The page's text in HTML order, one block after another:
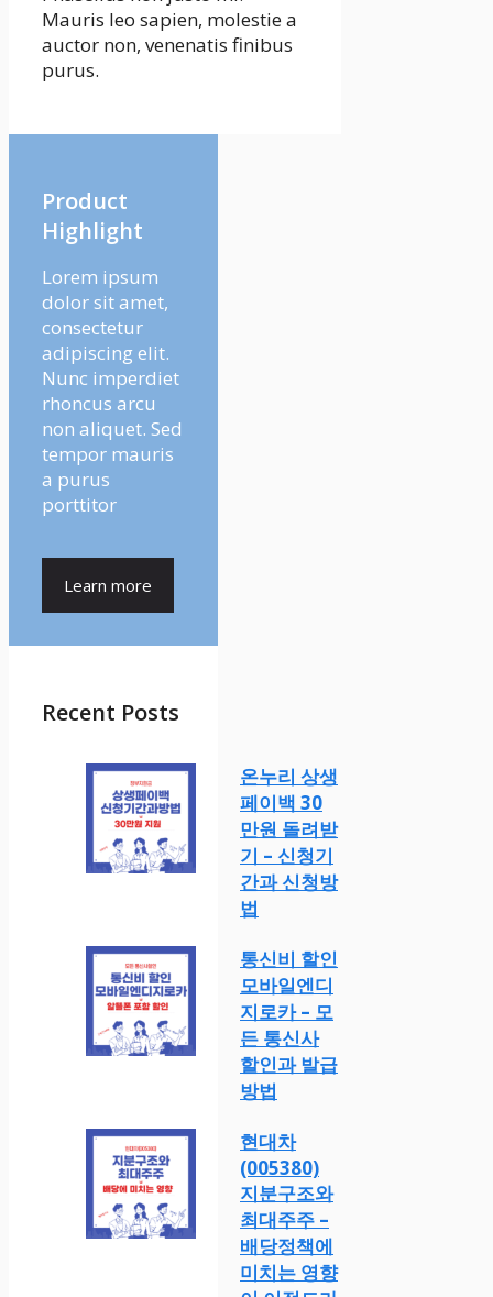
Mauris leo sapien, molestie a
auctor non, venenatis finibus
purus.
Product
Highlight
Lorem ipsum
dolor sit amet,
consectetur
adipiscing elit.
Nunc imperdiet
rhoncus arcu
non aliquet. Sed
tempor mauris
a purus
porttitor
Learn more
Recent Posts
온누리 상생
페이백 30
만원 돌려받
기 – 신청기
간과 신청방
법
통신비 할인
모바일엔디
지로카 – 모
든 통신사
할인과 발급
방법
현대차
(005380)
지분구조와
최대주주 –
배당정책에
미치는 영향